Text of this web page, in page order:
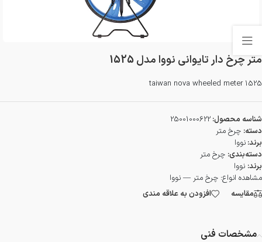
متر چرخ دار تایوانی نووا مدل 1525
taiwan nova wheeled meter 1525
شناسه محصول: 25001000622
دسته: چرخ متر
برند: نووا
دسته‌بندی: چرخ متر
برند: نووا
مشاهده انواع: چرخ متر — نووا
مقایسه
افزودن به علاقه مندی
مشخصات فنی